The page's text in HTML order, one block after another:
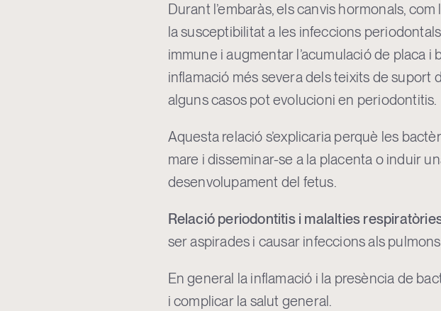
Durant l’embaràs, els canvis hormonals,
la susceptibilitat a les infeccions
immune i augmentar l’acumulació de placa
inflamació més severa dels teixits de suport
alguns casos pot evolucioni en periodontitis.
Aquesta relació s’explicaria perquè les
mare i disseminar-se a la placenta o induir
desenvolupament del fetus.
Relació periodontitis i malalties
ser aspirades i causar infeccions als
En general la inflamació i la presència de
i complicar la salut general.